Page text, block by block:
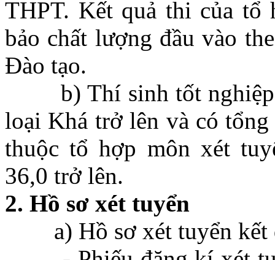
THPT. Kết quả thi của tổ
bảo chất lượng đầu vào
Đào tạo.
b) Thí sinh tốt nghiệp
loại Khá trở lên và có
thuộc tổ hợp môn xét
36,0 trở lên.
2. Hồ sơ xét tuyển
a) Hồ sơ xét tuyển kết